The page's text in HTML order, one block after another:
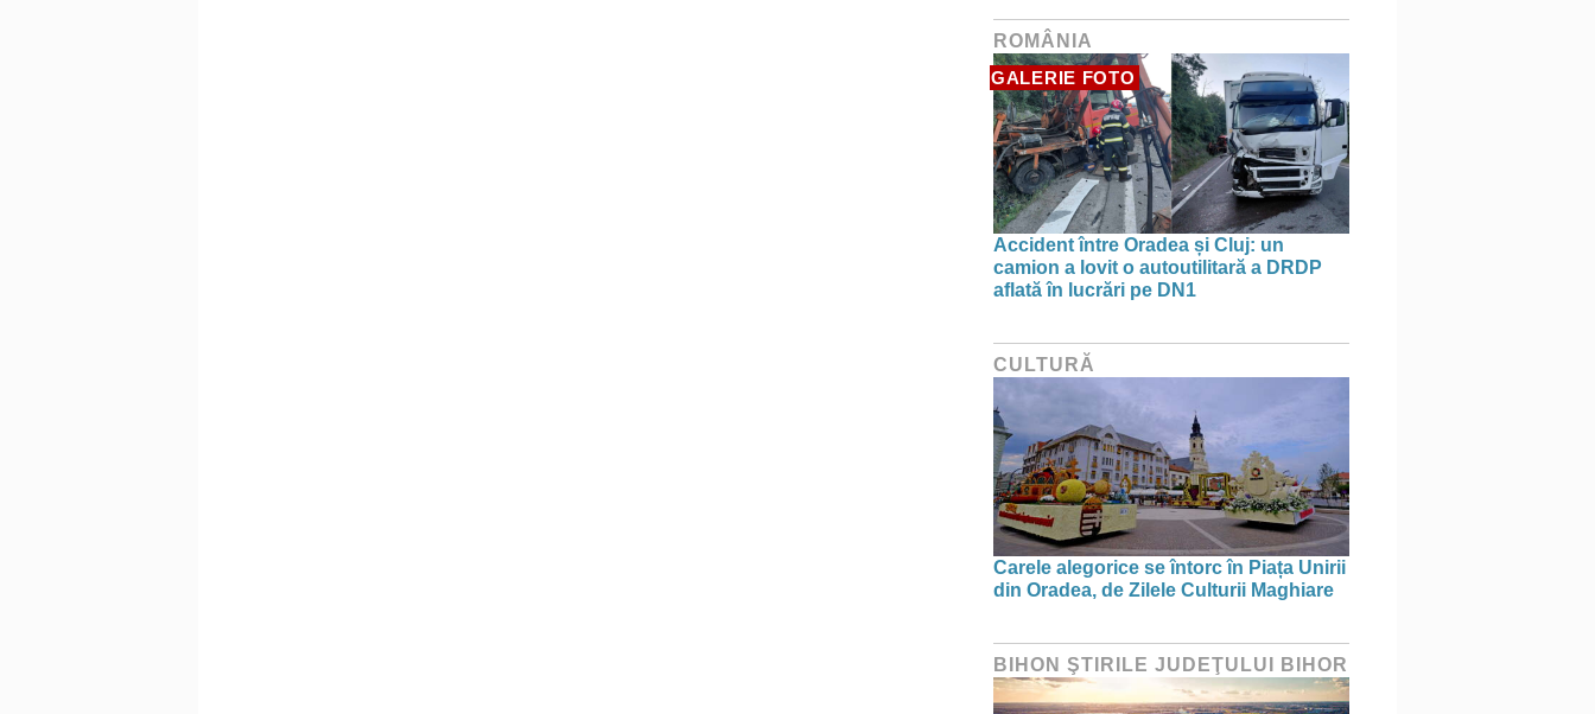
ROMÂNIA
GALERIE FOTO
Accident între Oradea și Cluj: un
camion a lovit o autoutilitară a DRDP
aflată în lucrări pe DN1
CULTURĂ
Carele alegorice se întorc în Piața Unirii
din Oradea, de Zilele Culturii Maghiare
BIHON ŞTIRILE JUDEŢULUI BIHOR